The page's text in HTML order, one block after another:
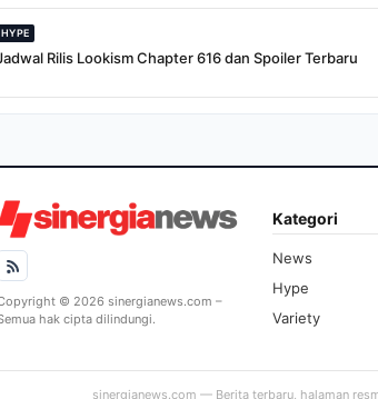
HYPE
Rilis Lookism Chapter 616 dan Spoiler Terbaru
© 2026 sinergianews.com –
hak cipta dilindungi.
Kategori
News
Hype
Variety
sinergianews.com — Berita terbaru, halaman